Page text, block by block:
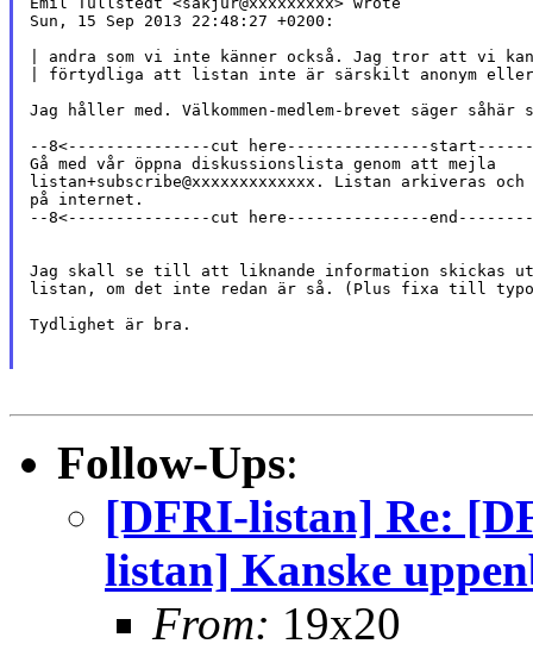
Sun, 15 Sep 2013 22:48:27 +0200:
| andra som vi inte känner också. Jag tror att vi
| förtydliga att listan inte är särskilt anonym
Jag håller med. Välkommen-medlem-brevet säger
--8<---------------cut here---------------
Gå med vår öppna diskussionslista genom att mejla
listan+subscribe@xxxxxxxxxxxxx. Listan arkiveras
på internet.
--8<---------------cut here---------------
Jag skall se till att liknande information skickas ut
listan, om det inte redan är så. (Plus fixa till
Tydlighet är bra.
Follow-Ups:
[DFRI-listan] Re:
listan] Kanske
From: 19x20